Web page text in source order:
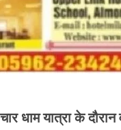
धाम यात्रा के